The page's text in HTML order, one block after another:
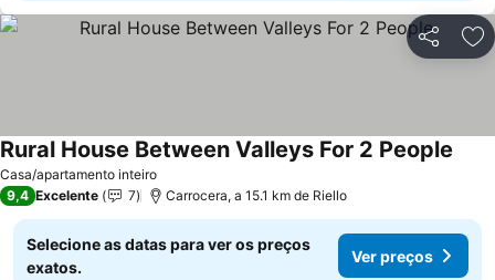
Partilhar
Casa/apartamento inteiro
Rural House Between Valleys For 2 People
9,4 Excelente 7 Carrocera, a 15.1 km de Riello
Selecione as datas para ver os preços
exatos.
Ver preços